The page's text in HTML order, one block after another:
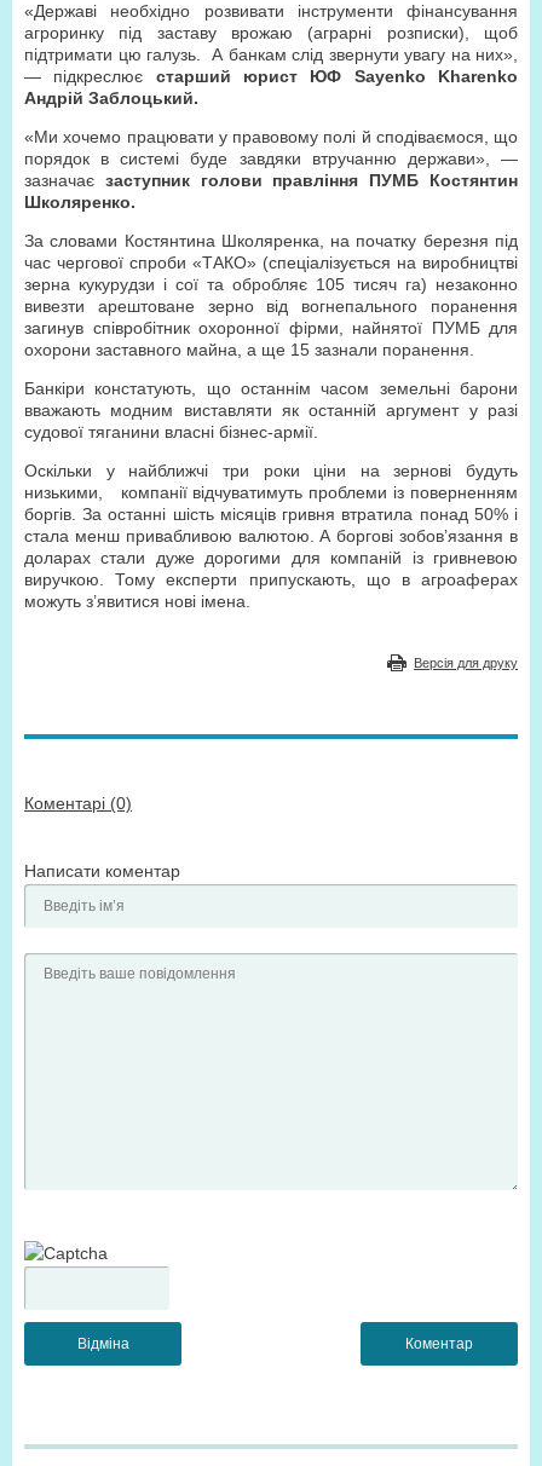
«Державі необхідно розвивати інструменти фінансування
агроринку під заставу врожаю (аграрні розписки), щоб
підтримати цю галузь.
А банкам слід звернути увагу на них»,
— підкреслює старший юрист ЮФ Sayenko Kharenko
Андрій Заблоцький.
«Ми хочемо працювати у правовому полі й сподіваємося, що
порядок в системі буде завдяки втручанню держави», —
зазначає заступник голови правління ПУМБ Костянтин
Школяренко.
За словами Костянтина Школяренка, на початку березня під
час чергової спроби «ТАКО» (спеціалізується на виробництві
зерна кукурудзи і сої та обробляє 105 тисяч га) незаконно
вивезти арештоване зерно від вогнепального поранення
загинув співробітник охоронної фірми, найнятої ПУМБ для
охорони заставного майна, а ще 15 зазнали поранення.
Банкіри констатують, що останнім часом земельні барони
вважають модним виставляти як останній аргумент у разі
судової тяганини власні бізнес-армії.
Оскільки у найближчі три роки ціни на зернові будуть
низькими,
компанії відчуватимуть проблеми із поверненням
боргів. За останні шість місяців гривня втратила понад 50% і
стала менш привабливою валютою. А боргові зобов’язання в
доларах стали дуже дорогими для компаній із гривневою
виручкою. Тому експерти припускають, що в агроаферах
можуть з’явитися нові імена.
Версія для друку
Коментарі (0)
Написати коментар